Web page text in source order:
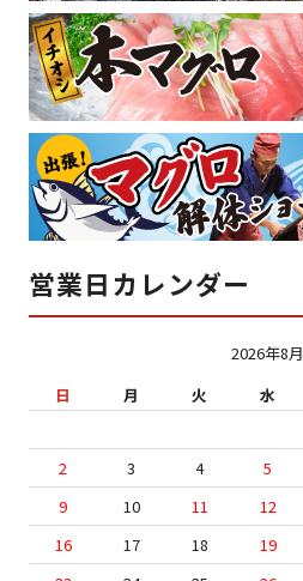
営業日カレンダー
2026年8月
日
月 火 水
2
3 4 5
9
10 11 12
16
17 18 19